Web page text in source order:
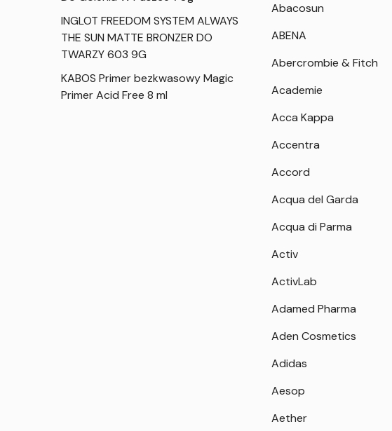
INGLOT FREEDOM SYSTEM ALWAYS
THE SUN MATTE BRONZER DO
TWARZY 603 9G
KABOS Primer bezkwasowy Magic
Primer Acid Free 8 ml
Abacosun
ABENA
Abercrombie & Fitch
Academie
Acca Kappa
Accentra
Accord
Acqua del Garda
Acqua di Parma
Activ
ActivLab
Adamed Pharma
Aden Cosmetics
Adidas
Aesop
Aether